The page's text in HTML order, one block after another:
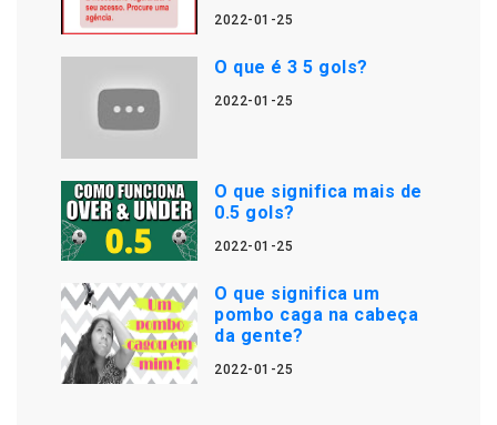
2022-01-25
O que é 3 5 gols?
2022-01-25
O que significa mais de
0.5 gols?
2022-01-25
O que significa um
pombo caga na cabeça
da gente?
2022-01-25